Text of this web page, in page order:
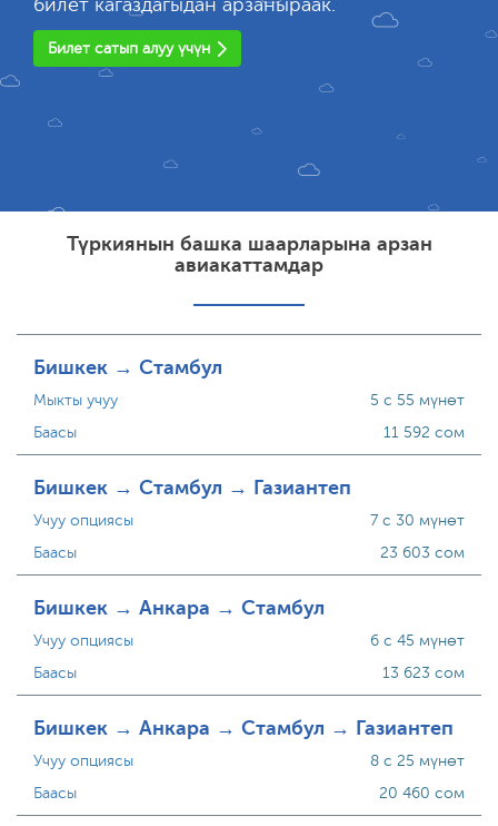
билет кагаздагыдан арзаныраак.
Билет сатып алуу үчүн
Түркиянын башка шаарларына арзан
авиакаттамдар
Бишкек → Стамбул
Мыкты учуу
Баасы
5 с 55 мүнөт
11 592 сом
Бишкек → Стамбул → Газиантеп
Учуу опциясы
Баасы
7 с 30 мүнөт
23 603 сом
Бишкек → Анкара → Стамбул
Учуу опциясы
Баасы
6 с 45 мүнөт
13 623 сом
Бишкек → Анкара → Стамбул → Газиантеп
Учуу опциясы
Баасы
8 с 25 мүнөт
20 460 сом